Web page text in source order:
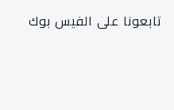
تابعونا على الفيس بوك